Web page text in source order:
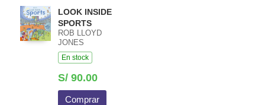
LOOK INSIDE
SPORTS
ROB LLOYD
JONES
En stock
S/ 90.00
Comprar